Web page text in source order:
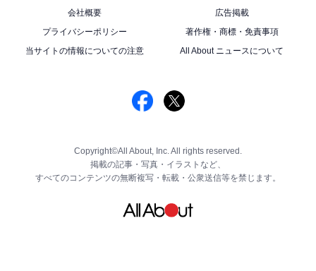
会社概要
広告掲載
プライバシーポリシー
著作権・商標・免責事項
当サイトの情報についての注意
All About ニュースについて
Copyright©All About, Inc. All rights reserved.
掲載の記事・写真・イラストなど、
すべてのコンテンツの無断複写・転載・公衆送信等を禁じます。